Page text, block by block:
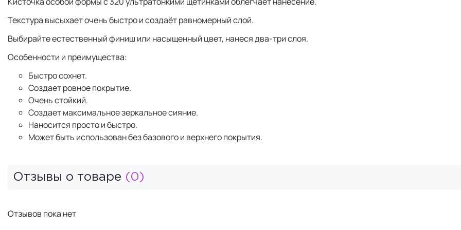
Текстура высыхает очень быстро и создаёт равномерный слой.
Выбирайте естественный финиш или насыщенный цвет, нанеся два-три слоя.
Особенности и преимущества:
Быстро сохнет.
Создает ровное покрытие.
Очень стойкий.
Создает максимальное зеркальное сияние.
Наносится просто и быстро.
Может быть использован без базового и верхнего покрытия.
Отзывы о товаре (0)
Отзывов пока нет